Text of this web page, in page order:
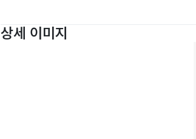
상세 이미지